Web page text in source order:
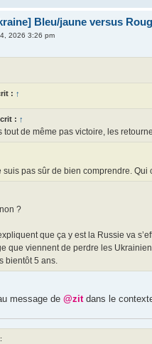
Bleu/jaune versus
2026 3:26 pm
: ↑
: ↑
tout de même pas victoire, les
suis pas sûr de bien comprendre.
?
que ça y est la Russie va
que viennent de perdre les
bientôt 5 ans.
message de @zitdans le